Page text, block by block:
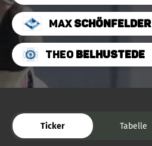
MaxSchönfelder
Theo Belhustede
Ticker Tabelle